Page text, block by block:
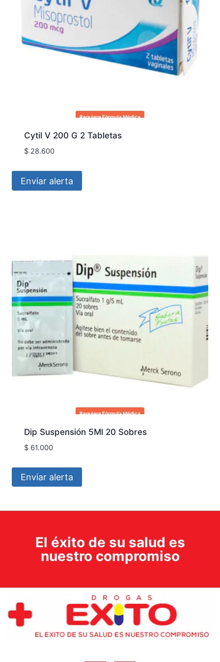
Requiere Fórmula Médica
Cytil V 200 G 2 Tabletas
$28.600
Enviar alerta
Requiere Fórmula Médica
Dip Suspensión 5Ml 20 Sobres
$61.000
Enviar alerta
El éxito de su salud es
nuestro compromiso